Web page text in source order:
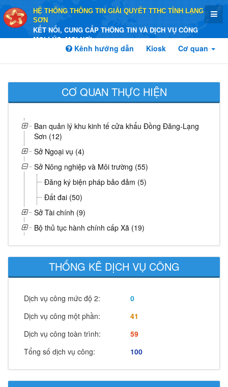
HỆ THỐNG THÔNG TIN GIẢI QUYẾT TTHC TỈNH LẠNG
SƠN
KẾT NỐI, CUNG CẤP THÔNG TIN VÀ DỊCH VỤ CÔNG
MỌI LÚC, MỌI NƠI
Kênh hướng dẫn Kiosk Cơ quan
CƠ QUAN THỰC HIỆN
Ban quản lý khu kinh tế cửa khẩu Đồng Đăng-Lạng
Sơn (12)
Sở Ngoại vụ (4)
Sở Nông nghiệp và Môi trường (55)
Đăng ký biện pháp bảo đảm (5)
Đất đai (50)
Sở Tài chính (9)
Bộ thủ tục hành chính cấp Xã (19)
THỐNG KÊ DỊCH VỤ CÔNG
Dịch vụ công mức độ 2:
0
Dịch vụ công một phần:
41
Dịch vụ công toàn trình:
59
Tổng số dịch vụ công:
100